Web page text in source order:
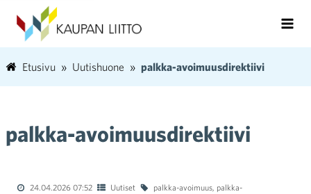
Etusivu Uutishuone palkka-avoimuusdirektiivi
palkka-avoimuusdirektiivi
24.04.2026 07:52 Uutiset palkka-avoimuus, palkka-